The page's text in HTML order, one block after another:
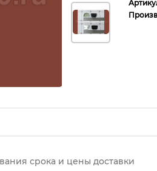
срока и цены доставки